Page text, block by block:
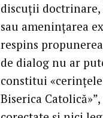
discuții doctrinare,
sau amenințarea
respins
de dialog nu ar
constitui
Biserica